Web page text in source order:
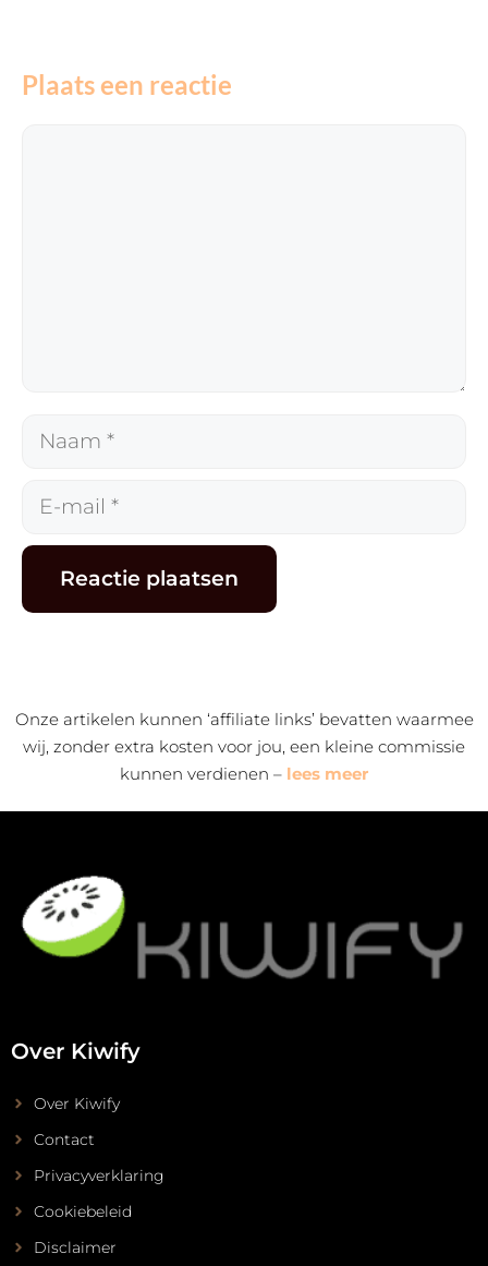
Plaats een reactie
Naam
E-
Onze artikelen kunnen ‘affiliate links’ bevatten waarmee
wij, zonder extra kosten voor jou, een kleine commissie
kunnen verdienen – lees meer
Over Kiwify
Over Kiwify
Contact
Privacyverklaring
Cookiebeleid
Disclaimer